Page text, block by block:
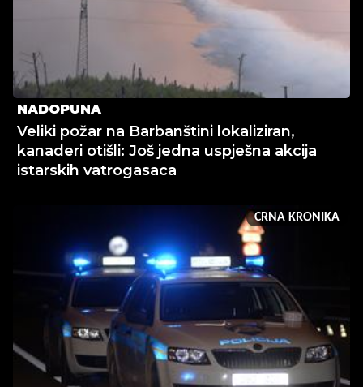
NADOPUNA
Veliki požar na Barbanštini lokaliziran,
kanaderi otišli: Još jedna uspješna akcija
istarskih vatrogasaca
CRNA KRONIKA